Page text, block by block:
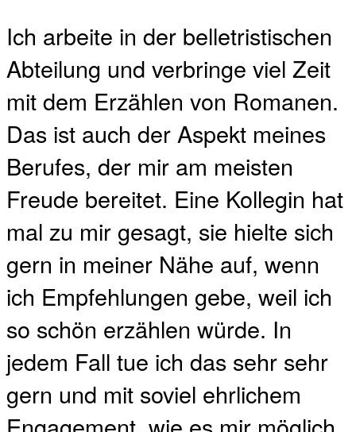
Ich arbeite in der belletristischen
Abteilung und verbringe viel Zeit
mit dem Erzählen von Romanen.
Das ist auch der Aspekt meines
Berufes, der mir am meisten
Freude bereitet. Eine Kollegin hat
mal zu mir gesagt, sie hielte sich
gern in meiner Nähe auf, wenn
ich Empfehlungen gebe, weil ich
so schön erzählen würde. In
jedem Fall tue ich das sehr sehr
gern und mit soviel ehrlichem